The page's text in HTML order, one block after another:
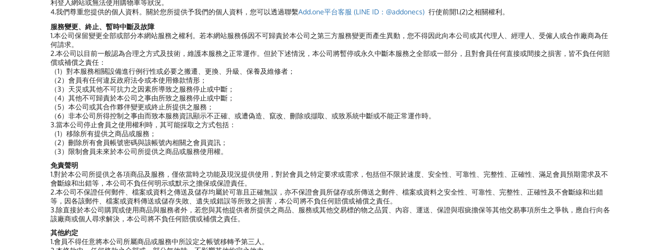
利登入網站或無法使用購物車等狀況。
4.我們尊重您提供的個人資料。關於您所提供予我們的個人資料， 您可以透過聯繫Add.one平台客服 (LINE ID：@addonecs) 行使前開1.(2)之相關權利。
服務變更、終止、暫時中斷及故障
1.本公司保留變更全部或部分本網站服務之權利。若本網站服務係因不可歸責於本公司之第三方服務變更而產生異動，您不得因此向本公司或其代理人、經理人、受僱人或合作廠商為任
何請求。
2.本公司以目前一般認為合理之方式及技術，維護本服務之正常運作。但於下述情況，本公司將暫停或永久中斷本服務之全部或一部分，且對會員任何直接或間接之損害，皆不負任何賠
償或補償之責任：
（1）對本服務相關設備進行例行性或必要之搬遷、更換、升級、保養及維修者；
（2）會員有任何違反政府法令或本使用條款情形；
（3）天災或其他不可抗力之因素所導致之服務停止或中斷；
（4）其他不可歸責於本公司之事由所致之服務停止或中斷；
（5）本公司或其合作夥伴變更或終止所提供之服務；
（6）非本公司所得控制之事由而致本服務資訊顯示不正確、或遭偽造、竄改、刪除或擷取、或致系統中斷或不能正常運作時。
3.當本公司停止會員之使用權利時，其可能採取之方式包括：
（1）移除所有提供之商品或服務；
（2）刪除所有會員帳號密碼與該帳號內相關之會員資訊；
（3）限制會員未來於本公司所提供之商品或服務使用權。
免責聲明
1.對於本公司所提供之各項商品及服務，僅依當時之功能及現況提供使用，對於會員之特定要求或需求，包括但不限於速度、安全性、可靠性、完整性、正確性、滿足會員預期需求及不
會斷線和出錯等，本公司不負任何明示或默示之擔保或保證責任。
2.本公司不保證任何郵件、檔案或資料之傳送及儲存均屬於可靠且正確無誤，亦不保證會員所儲存或所傳送之郵件、檔案或資料之安全性、可靠性、完整性、正確性及不會斷線和出錯
等，因各該郵件、檔案或資料傳送或儲存失敗、遺失或錯誤等所致之損害，本公司將不負任何賠償或補償之責任。
3.除直接於本公司購買或使用商品與服務者外，若您與其他提供者所提供之商品、服務或其他交易標的物之品質、內容、運送、保證與瑕疵擔保等其他交易事項所生之爭執，應自行向各
該廠商或個人尋求解決，本公司將不負任何賠償或補償之責任。
其他約定
1.會員不得任意將本公司所屬商品或服務中所設定之帳號移轉予第三人。